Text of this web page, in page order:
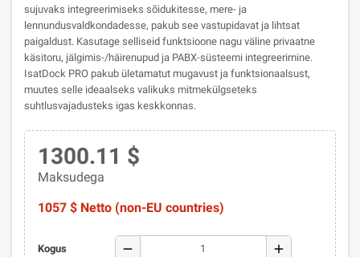
sujuvaks integreerimiseks sõidukitesse, mere- ja
lennundusvaldkondadesse, pakub see vastupidavat ja lihtsat
paigaldust. Kasutage selliseid funktsioone nagu väline privaatne
käsitoru, jälgimis-/häirenupud ja PABX-süsteemi integreerimine.
IsatDock PRO pakub ületamatut mugavust ja funktsionaalsust,
muutes selle ideaalseks valikuks mitmekülgseteks
suhtlusvajadusteks igas keskkonnas.
1300.11 $
Maksudega
1057 $ Netto (non-EU countries)
Kogus remove add